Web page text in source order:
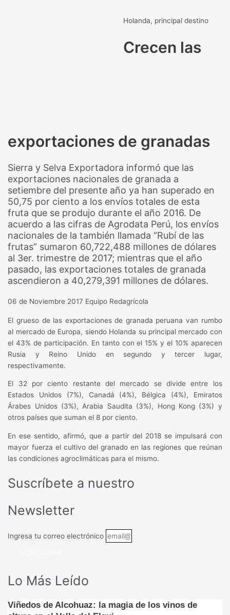
Holanda, principal destino
Crecen las
exportaciones de granadas
Sierra y Selva Exportadora informó que las
exportaciones nacionales de granada a
setiembre del presente año ya han superado en
50,75 por ciento a los envíos totales de esta
fruta que se produjo durante el año 2016. De
acuerdo a las cifras de Agrodata Perú, los envíos
nacionales de la también llamada “Rubí de las
frutas” sumaron 60,722,488 millones de dólares
al 3er. trimestre de 2017; mientras que el año
pasado, las exportaciones totales de granada
ascendieron a 40,279,391 millones de dólares.
06 de Noviembre 2017 Equipo Redagrícola
El grueso de las exportaciones de granada peruana van rumbo
al mercado de Europa, siendo Holanda su principal mercado con
el 43% de participación. En tanto con el 15% y el 10% aparecen
Rusia y Reino Unido en segundo y tercer lugar,
respectivamente.
El 32 por ciento restante del mercado se divide entre los
Estados Unidos (7%), Canadá (4%), Bélgica (4%), Emiratos
Árabes Unidos (3%), Arabia Saudita (3%), Hong Kong (3%) y
otros países que suman el 8 por ciento.
En ese sentido, afirmó, que a partir del 2018 se impulsará con
mayor fuerza el cultivo del granado en las regiones que reúnan
las condiciones agroclimáticas para el mismo.
Suscríbete a nuestro
Newsletter
Ingresa tu correo electrónico
Lo Más Leído
Viñedos de Alcohuaz: la magia de los vinos de